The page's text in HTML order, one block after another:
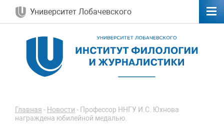
Университет Лобачевского
Главная - Новости - Профессор ННГУ И.С. Юхнова
награждена юбилейной медалью.